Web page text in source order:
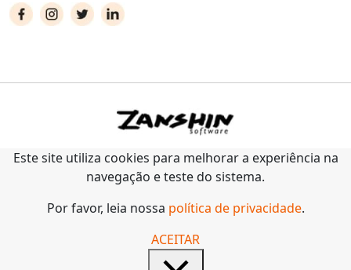
Este site utiliza cookies para melhorar a experiência na
navegação e teste do sistema.
Por favor, leia nossa política de privacidade.
ACEITAR